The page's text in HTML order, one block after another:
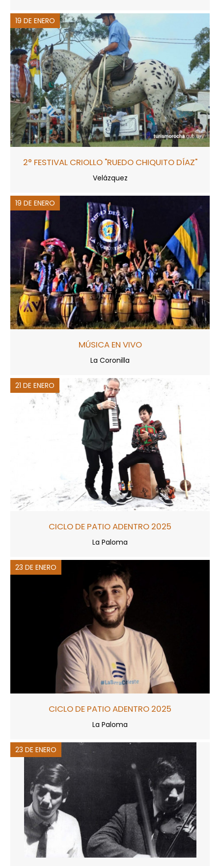
19 DE ENERO
2° FESTIVAL CRIOLLO "RUEDO CHIQUITO DÍAZ"
Velázquez
19 DE ENERO
MÚSICA EN VIVO
La Coronilla
21 DE ENERO
CICLO DE PATIO ADENTRO 2025
La Paloma
23 DE ENERO
CICLO DE PATIO ADENTRO 2025
La Paloma
23 DE ENERO